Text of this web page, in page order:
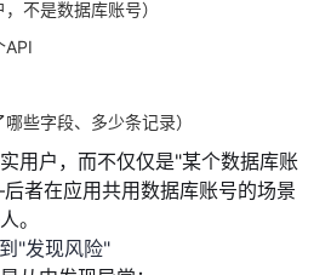
不是数据库账号）
API
些字段、多少条记录）
用户 ，而不仅仅是"某个数据库账
者在应用共用数据库账号的场景
。
"发现风险"